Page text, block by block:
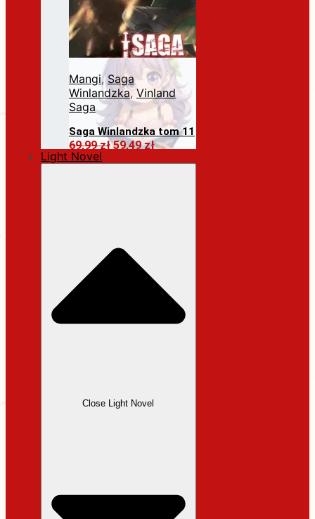
Mangi, Saga
Winlandzka, Vinland
Saga
Saga Winlandzka tom 11
69,99złPierwotna
59,49złAktualna
Dodaj do koszyka
Light Novel
Close Light Novel